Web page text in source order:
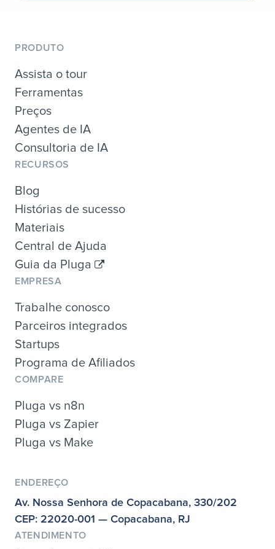
PRODUTO
Assista o tour
Ferramentas
Preços
Agentes de IA
Consultoria de IA
RECURSOS
Blog
Histórias de sucesso
Materiais
Central de Ajuda
Guia da Pluga
EMPRESA
Trabalhe conosco
Parceiros integrados
Startups
Programa de Afiliados
COMPARE
Pluga vs n8n
Pluga vs Zapier
Pluga vs Make
ENDEREÇO
Av. Nossa Senhora de Copacabana, 330/202
CEP: 22020-001 — Copacabana, RJ
ATENDIMENTO